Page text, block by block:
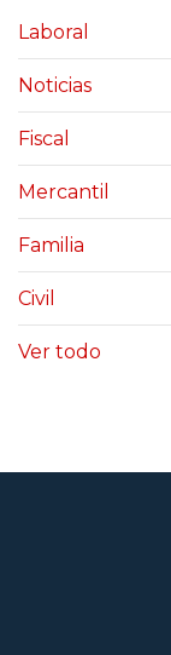
Laboral
Noticias
Fiscal
Mercantil
Familia
Civil
Ver todo